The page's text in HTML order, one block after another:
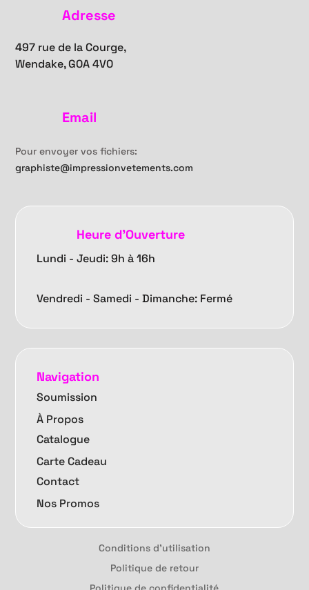
Adresse
497 rue de la Courge,
Wendake, G0A 4V0
Email
Pour envoyer vos fichiers:
graphiste@impressionvetements.com
Heure d'Ouverture
Lundi - Jeudi: 9h à 16h
Vendredi -Samedi - Dimanche: Fermé
Navigation
Soumission
À Propos
Catalogue
Carte Cadeau
Contact
Nos Promos
Conditions d'utilisation
Politique de retour